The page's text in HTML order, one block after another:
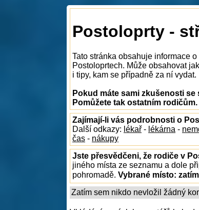
Postoloprty -
Tato stránka obsahuje informace
Postoloprtech. Může obsahovat
i tipy, kam se případně za ní vydat.
Pokud máte sami zkušenosti
Pomůžete tak ostatním rodičům.
Zajímají-li vás podrobnosti o
Další odkazy: lékař - lékárna -
čas - nákupy
Jste přesvědčeni, že rodiče v
jiného místa ze seznamu a dole
pohromadě. Vybrané místo:
Zatím sem nikdo nevložil žádný